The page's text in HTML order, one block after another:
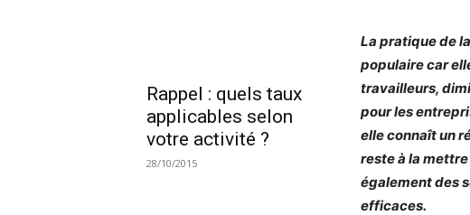
Rappel : quels taux
applicables selon
votre activité ?
28/10/2015
La pratique de
populaire car
travailleurs,
pour les
elle connaît un
reste à la
également des
efficaces.